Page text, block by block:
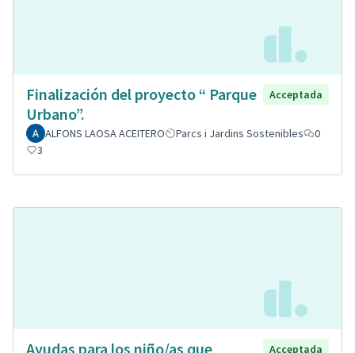
Finalización del proyecto “ Parque
Urbano”.
Acceptada
ALFONS LAOSA ACEITERO Parcs i Jardins Sostenibles
0
3
Ayudas para los niño/as que Acceptada